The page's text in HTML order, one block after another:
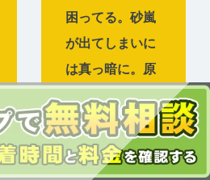
困ってる。砂嵐
が出てしまいに
は真っ暗に。原
因はアンテナか
な？